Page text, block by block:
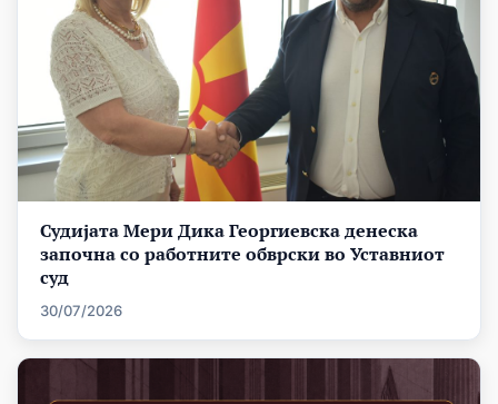
Судијата Мери Дика Георгиевска денеска
започна со работните обврски во Уставниот
суд
30/07/2026